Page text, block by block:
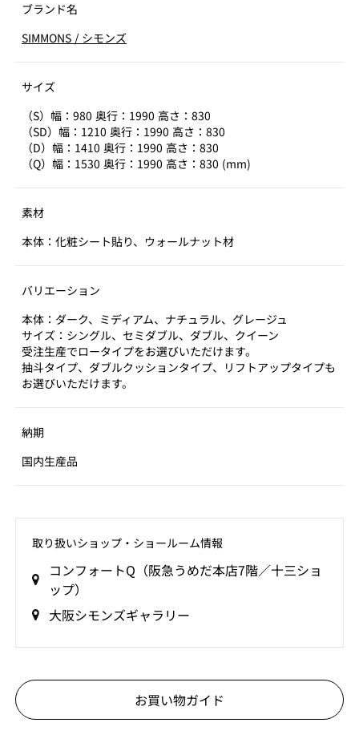
ブランド名
SIMMONS / シモンズ
サイズ
（S）幅：980 奥行：1990 高さ：830
（SD）幅：1210 奥行：1990 高さ：830
（D）幅：1410 奥行：1990 高さ：830
（Q）幅：1530 奥行：1990 高さ：830 (mm)
素材
本体：化粧シート貼り、ウォールナット材
バリエーション
本体：ダーク、ミディアム、ナチュラル、グレージュ
サイズ：シングル、セミダブル、ダブル、クイーン
受注生産でロータイプをお選びいただけます。
抽斗タイプ、ダブルクッションタイプ、リフトアップタイプも
お選びいただけます。
納期
国内生産品
取り扱いショップ‧ショールーム情報
コンフォートQ（阪急うめだ本店7階／十三ショ
ップ）
大阪シモンズギャラリー
お買い物ガイド